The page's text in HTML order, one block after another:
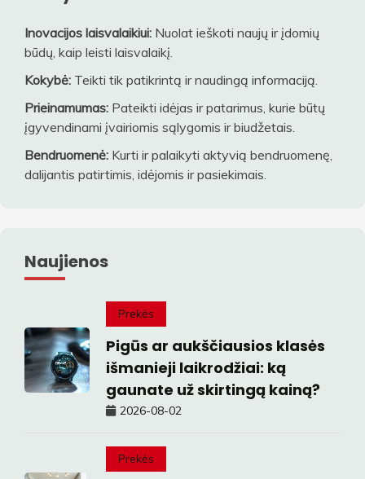
Inovacijos laisvalaikiui: Nuolat ieškoti naujų ir įdomių
būdų, kaip leisti laisvalaikį.
Kokybė: Teikti tik patikrintą ir naudingą informaciją.
Prieinamumas: Pateikti idėjas ir patarimus, kurie būtų
įgyvendinami įvairiomis sąlygomis ir biudžetais.
Bendruomenė: Kurti ir palaikyti aktyvią bendruomenę,
dalijantis patirtimis, idėjomis ir pasiekimais.
Naujienos
Prekės
Pigūs ar aukščiausios klasės
išmanieji laikrodžiai: ką
gaunate už skirtingą kainą?
2026-08-02
Prekės